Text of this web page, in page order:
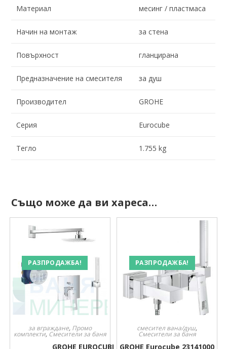
Материал месинг / пластмаса
Начин на монтаж за стена
Повърхност гланцирана
Предназначение на смесителя за душ
Производител GROHE
Серия Eurocube
Тегло 1.755 kg
Също може да ви хареса…
РАЗПРОДАЖБА!
за вграждане, Промо
комплекти, Смесители за баня
GROHE EUROCUBE
РАЗПРОДАЖБА!
смесител вана/душ,
Смесители за баня
GROHE Eurocube 23141000